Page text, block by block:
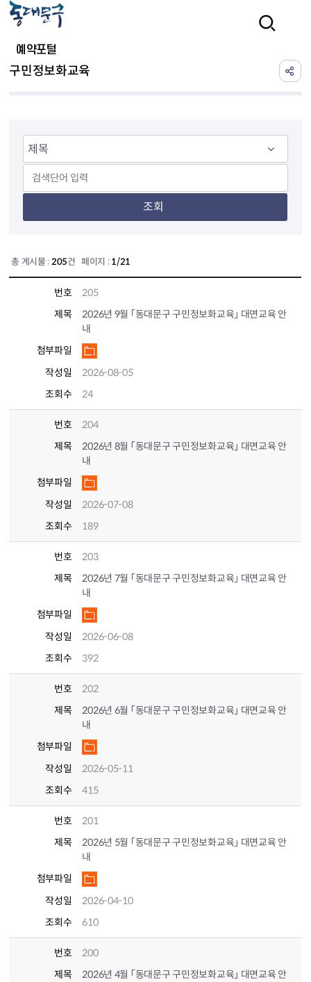
예약포털
구민정보화교육
조회
총 게시물 : 205건 페이지 : 1/21
번호
205
제목
2026년 9월 「동대문구 구민정보화교육」 대면교육 안
내
첨부파일
작성일
2026-08-05
조회수
24
번호
204
제목
2026년 8월 「동대문구 구민정보화교육」 대면교육 안
내
첨부파일
작성일
2026-07-08
조회수
189
번호
203
제목
2026년 7월 「동대문구 구민정보화교육」 대면교육 안
내
첨부파일
작성일
2026-06-08
조회수
392
번호
202
제목
2026년 6월 「동대문구 구민정보화교육」 대면교육 안
내
첨부파일
작성일
2026-05-11
조회수
415
번호
201
제목
2026년 5월 「동대문구 구민정보화교육」 대면교육 안
내
첨부파일
작성일
2026-04-10
조회수
610
번호
200
제목
2026년 4월 「동대문구 구민정보화교육」 대면교육 안